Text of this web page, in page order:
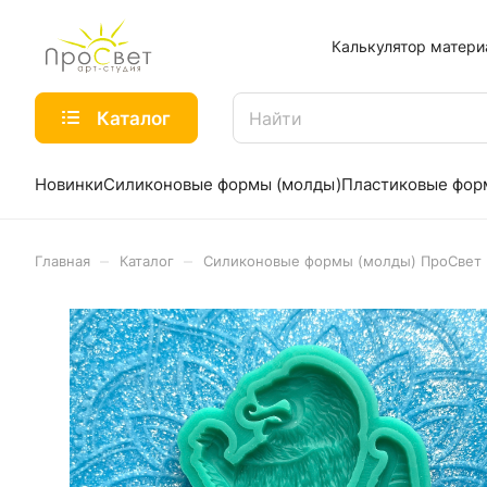
Калькулятор
Каталог
НовинкиСиликоновые формы (молды)Пластиковые
Главная Каталог Силиконовые формы (молды) ПроСвет